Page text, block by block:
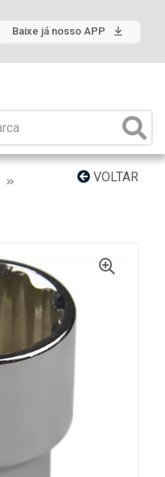
Baixe já nosso APP
VOLTAR